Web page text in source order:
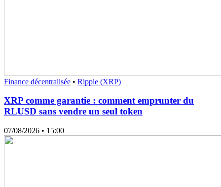
Finance décentralisée • Ripple (XRP)
XRP comme garantie : comment emprunter du
RLUSD sans vendre un seul token
07/08/2026 • 15:00